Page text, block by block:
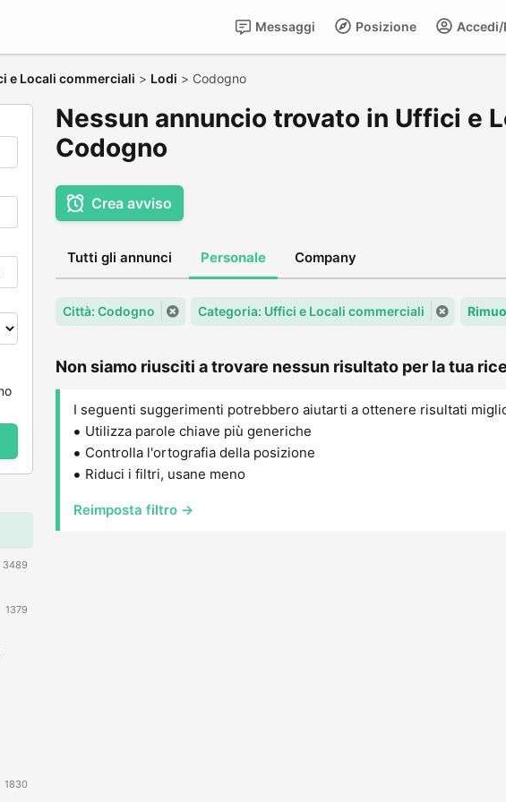
Posizione
Messaggi
e Locali commerciali > Lodi > Codogno
3489
1379
1830
Nessun annuncio trovato in Uffici e
Codogno
Crea avviso
Tutti gli annunci Personale Company
Città: Codogno Categoria: Uffici e Locali commerciali
Non siamo riusciti a trovare nessun risultato per la tua
I seguenti suggerimenti potrebbero aiutarti a ottenere risultati
Utilizza parole chiave più generiche
Controlla l'ortografia della posizione
Riduci i filtri, usane meno
Reimposta filtro →